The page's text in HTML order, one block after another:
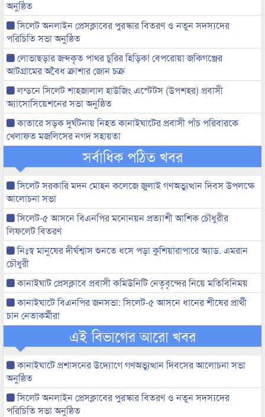
অনুষ্ঠিত
সিলেট অনলাইন প্রেসক্লাবের পুরস্কার বিতরণ ও নতুন সদস্যদের
পরিচিতি সভা অনুষ্ঠিত
লোভাছড়ার জব্দকৃত পাথর চুরির হিড়িক! বেপরোয়া জকিগঞ্জের
আটগ্রামের অবৈধ ক্রাশার জোন চক্র
লন্ডনে সিলেট শাহজালাল হাউজিং এস্টেটস (উপশহর) প্রবাসী
অ্যাসোসিয়েশনের সভা অনুষ্ঠিত
কাতারে সড়ক দুর্ঘটনায় নিহত কানাইঘাটের প্রবাসী পাঁচ পরিবারকে
খেলাফত মজলিসের নগদ সহায়তা
সর্বাধিক পঠিত খবর
সিলেট সরকারি মদন মোহন কলেজে জুলাই গণঅভ্যুত্থান দিবস উপলক্ষে
আলোচনা সভা
সিলেট-৫ আসনে বিএনপির মনোনয়ন প্রত্যাশী আশিক চৌধুরীর
লিফলেট বিতরণ
নিঃস্ব মানুষের দীর্ঘশ্বাস শুনতে ধসে পড়া কুশিয়ারাপারে অ্যাড. এমরান
চৌধুরী
কানাইঘাট প্রেসক্লাবে প্রবাসী কমিউনিটি নেতৃবৃন্দের নিয়ে মতিবিনিময়
কানাইঘাটে বিএনপির জনসভা: সিলেট-৫ আসনে ধানের শীষের প্রার্থী
চান নেতাকর্মীরা
এই বিভাগের আরো খবর
কানাইঘাটে প্রশাসনের উদ্যোগে গণঅভ্যুত্থান দিবসের আলোচনা সভা
অনুষ্ঠিত
সিলেট অনলাইন প্রেসক্লাবের পুরস্কার বিতরণ ও নতুন সদস্যদের
পরিচিতি সভা অনুষ্ঠিত